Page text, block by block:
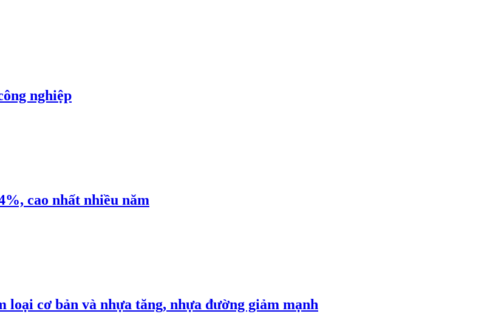
nghiệp
cao nhất nhiều năm
loại cơ bản và nhựa tăng, nhựa đường giảm mạnh